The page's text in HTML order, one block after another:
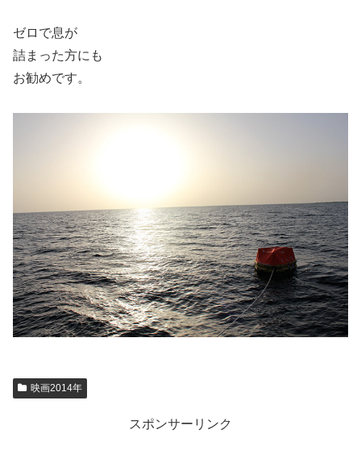
ゼロで息が
詰まった方にも
お勧めです。
映画2014年
スポンサーリンク